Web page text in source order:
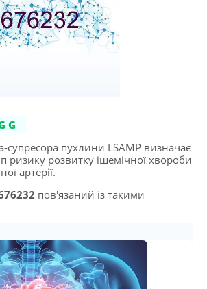
супресора пухлини LSAMP визначає
ризику розвитку ішемічної хвороби
артерії.
пов'язаний із такими